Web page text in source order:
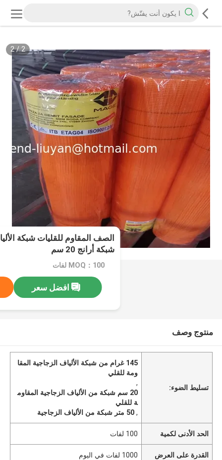
2
/
2
شبكة أرانج 20 سم
MOQ：100 لفات
افضل سعر
منتوج وصف
تسليط الضوء:
145 غرام من شبكة الألياف الزجاجية المقا
ومة للقلي
,
20 سم شبكة من الألياف الزجاجية المقاوم
ة للقلي
,50 متر شبكة من الألياف الزجاجية
الحد الأدنى لكمية 100 لفات
القدرة على العرض 1000 لفات في اليوم